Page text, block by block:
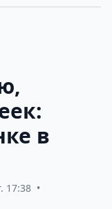
в
17:38 •